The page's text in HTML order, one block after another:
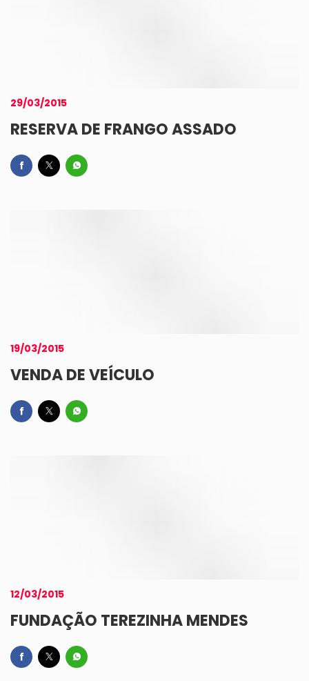
29/03/2015
RESERVA DE FRANGO ASSADO
19/03/2015
VENDA DE VEÍCULO
12/03/2015
FUNDAÇÃO TEREZINHA MENDES